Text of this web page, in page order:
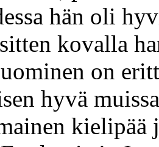
hän oli
kovalla
on
hyvä
kielipää